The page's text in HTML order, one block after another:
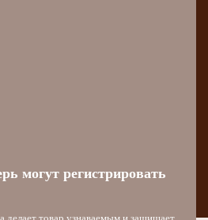
могут регистрировать